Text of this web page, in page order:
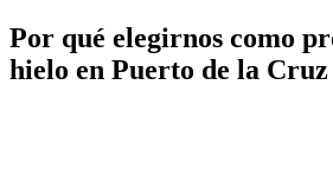
Por qué elegirnos como
hielo en Puerto de la Cruz